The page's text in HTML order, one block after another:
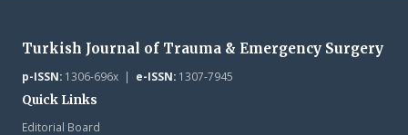
Turkish Journal of Trauma & Emergency Surgery
p-ISSN:1306-696x | e-ISSN:1307-7945
Quick Links
Editorial Board